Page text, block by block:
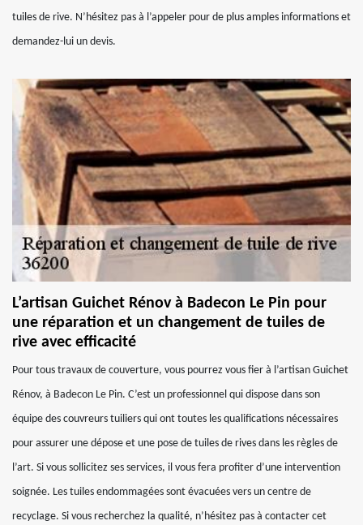
tuiles de rive. N’hésitez pas à l’appeler pour de plus amples informations et
demandez-lui un devis.
L’artisan Guichet Rénov à Badecon Le Pin pour
une réparation et un changement de tuiles de
rive avec efficacité
Pour tous travaux de couverture, vous pourrez vous fier à l’artisan Guichet
Rénov, à Badecon Le Pin. C’est un professionnel qui dispose dans son
équipe des couvreurs tuiliers qui ont toutes les qualifications nécessaires
pour assurer une dépose et une pose de tuiles de rives dans les règles de
l’art. Si vous sollicitez ses services, il vous fera profiter d’une intervention
soignée. Les tuiles endommagées sont évacuées vers un centre de
recyclage. Si vous recherchez la qualité, n’hésitez pas à contacter cet